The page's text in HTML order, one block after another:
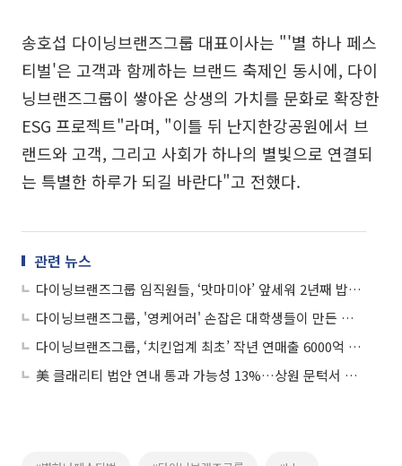
송호섭 다이닝브랜즈그룹 대표이사는 "'별 하나 페스
티벌'은 고객과 함께하는 브랜드 축제인 동시에, 다이
닝브랜즈그룹이 쌓아온 상생의 가치를 문화로 확장한
ESG 프로젝트"라며, "이틀 뒤 난지한강공원에서 브
랜드와 고객, 그리고 사회가 하나의 별빛으로 연결되
는 특별한 하루가 되길 바란다"고 전했다.
관련 뉴스
다이닝브랜즈그룹 임직원들, ‘맛마미아’ 앞세워 2년째 밥퍼 봉사
다이닝브랜즈그룹, '영케어러' 손잡은 대학생들이 만든 일상의 기적
다이닝브랜즈그룹, ‘치킨업계 최초’ 작년 연매출 6000억 돌파
美 클래리티 법안 연내 통과 가능성 13%…상원 문턱서 제동